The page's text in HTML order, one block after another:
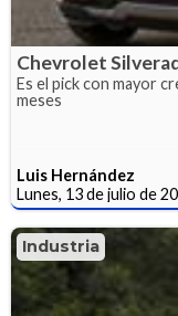
Chevrolet
Es el pick con mayor
meses
Luis Hernández
Lunes, 13 de julio de
Industria